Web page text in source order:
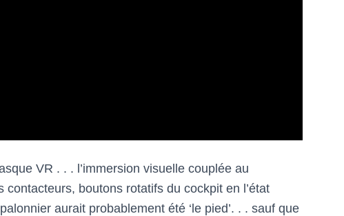
VR . . . l’immersion visuelle couplée au
contacteurs, boutons rotatifs du cockpit en l’état
aurait probablement été ‘le pied’. . . sauf que